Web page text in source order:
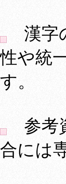
漢字
性や統
す。
参考
合には